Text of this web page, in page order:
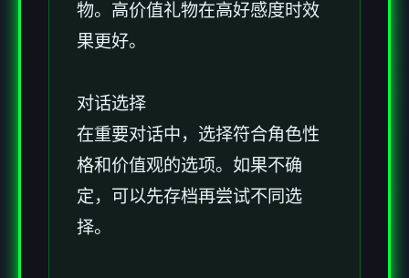
物。高价值礼物在高好感度时效
果更好。
对话选择
在重要对话中，选择符合角色性
格和价值观的选项。如果不确
定，可以先存档再尝试不同选
择。